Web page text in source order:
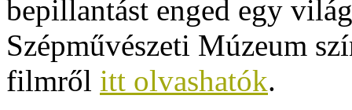
bepillantást enged egy
Szépművészeti Múzeum
filmről itt olvashatók.